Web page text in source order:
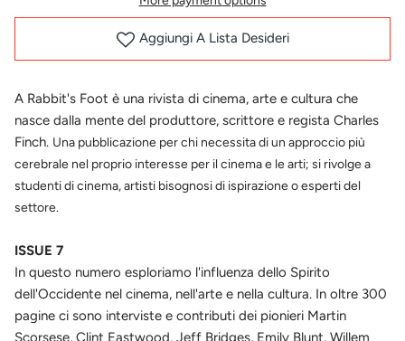
Aggiungi A Lista Desideri
A Rabbit's Foot è una rivista di cinema, arte e cultura che
nasce dalla mente del produttore, scrittore e regista Charles
Finch. Una pubblicazione per chi necessita di un approccio più
cerebrale nel proprio interesse per il cinema e le arti; si rivolge a
studenti di cinema, artisti bisognosi di ispirazione o esperti del
settore.
ISSUE 7
In questo numero esploriamo l'influenza dello Spirito
dell'Occidente nel cinema, nell'arte e nella cultura. In oltre 300
pagine ci sono interviste e contributi dei pionieri Martin
Scorsese, Clint Eastwood, Jeff Bridges, Emily Blunt, Willem